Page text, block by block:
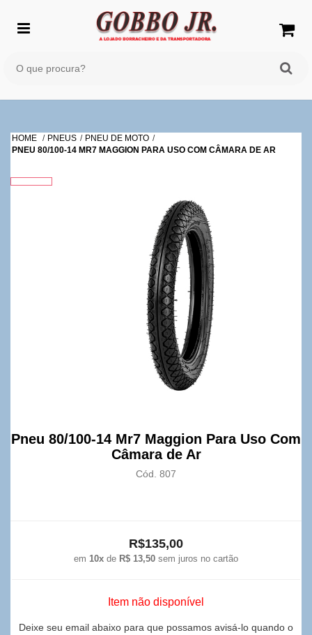
HOME PNEUS
PNEU DE MOTO
PNEU 80/100-14 MR7 MAGGION PARA USO COM CÂMARA DE AR
Pneu 80/100-14 Mr7 Maggion Para Uso Com
Câmara de Ar
Cód. 807
R$135,00
em 10x de R$ 13,50 sem juros no cartão
Item não disponível
Deixe seu email abaixo para que possamos avisá-lo quando o